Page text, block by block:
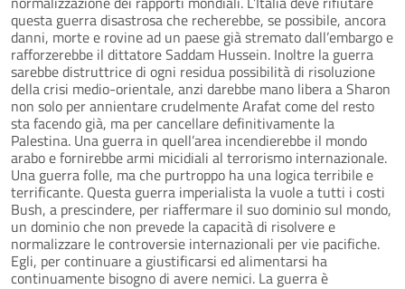
questa guerra disastrosa che recherebbe, se possibile, ancora
danni, morte e rovine ad un paese già stremato dall’embargo e
rafforzerebbe il dittatore Saddam Hussein. Inoltre la guerra
sarebbe distruttrice di ogni residua possibilità di risoluzione
della crisi medio-orientale, anzi darebbe mano libera a Sharon
non solo per annientare crudelmente Arafat come del resto
sta facendo già, ma per cancellare definitivamente la
Palestina. Una guerra in quell’area incendierebbe il mondo
arabo e fornirebbe armi micidiali al terrorismo internazionale.
Una guerra folle, ma che purtroppo ha una logica terribile e
terrificante. Questa guerra imperialista la vuole a tutti i costi
Bush, a prescindere, per riaffermare il suo dominio sul mondo,
un dominio che non prevede la capacità di risolvere e
normalizzare le controversie internazionali per vie pacifiche.
Egli, per continuare a giustificarsi ed alimentarsi ha
continuamente bisogno di avere nemici. La guerra è